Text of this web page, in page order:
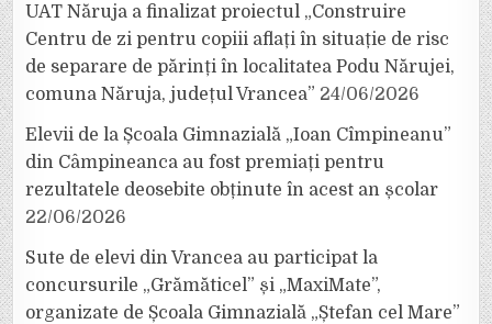
UAT Năruja a finalizat proiectul „Construire
Centru de zi pentru copiii aflați în situație de risc
de separare de părinți în localitatea Podu Nărujei,
comuna Năruja, județul Vrancea” 24/06/2026
Elevii de la Școala Gimnazială „Ioan Cîmpineanu”
din Câmpineanca au fost premiați pentru
rezultatele deosebite obținute în acest an școlar
22/06/2026
Sute de elevi din Vrancea au participat la
concursurile „Grămăticel” și „MaxiMate”,
organizate de Școala Gimnazială „Ștefan cel Mare”